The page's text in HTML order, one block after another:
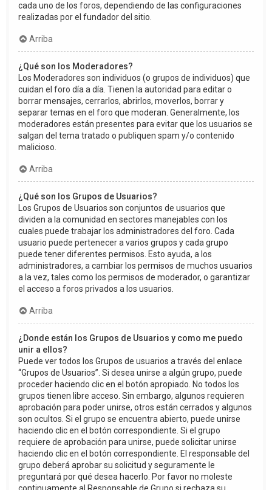
cada uno de los foros, dependiendo de las configuraciones
realizadas por el fundador del sitio.
Arriba
¿Qué son los Moderadores?
Los Moderadores son individuos (o grupos de individuos) que
cuidan el foro día a día. Tienen la autoridad para editar o
borrar mensajes, cerrarlos, abrirlos, moverlos, borrar y
separar temas en el foro que moderan. Generalmente, los
moderadores están presentes para evitar que los usuarios se
salgan del tema tratado o publiquen spam y/o contenido
malicioso.
Arriba
¿Qué son los Grupos de Usuarios?
Los Grupos de Usuarios son conjuntos de usuarios que
dividen a la comunidad en sectores manejables con los
cuales puede trabajar los administradores del foro. Cada
usuario puede pertenecer a varios grupos y cada grupo
puede tener diferentes permisos. Esto ayuda, a los
administradores, a cambiar los permisos de muchos usuarios
a la vez, tales como los permisos de moderador, o garantizar
el acceso a foros privados a los usuarios.
Arriba
¿Donde están los Grupos de Usuarios y como me puedo
unir a ellos?
Puede ver todos los Grupos de usuarios a través del enlace
“Grupos de Usuarios”. Si desea unirse a algún grupo, puede
proceder haciendo clic en el botón apropiado. No todos los
grupos tienen libre acceso. Sin embargo, algunos requieren
aprobación para poder unirse, otros están cerrados y algunos
son ocultos. Si el grupo se encuentra abierto, puede unirse
haciendo clic en el botón correspondiente. Si el grupo
requiere de aprobación para unirse, puede solicitar unirse
haciendo clic en el botón correspondiente. El responsable del
grupo deberá aprobar su solicitud y seguramente le
preguntará por qué desea hacerlo. Por favor no moleste